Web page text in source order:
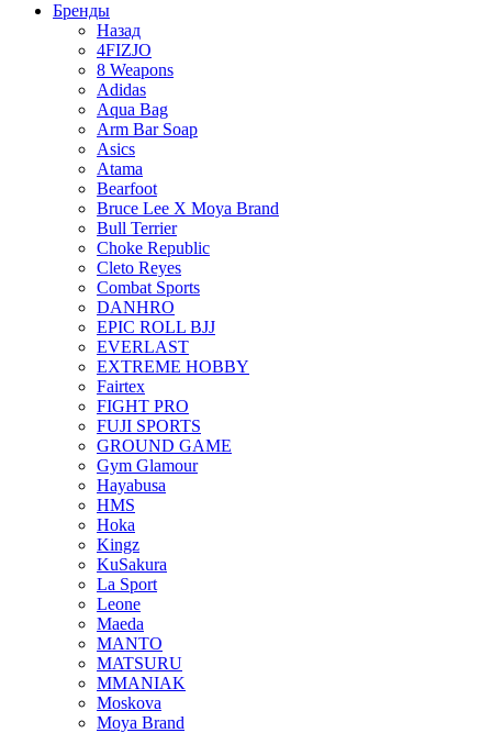
Бренды
Назад
4FIZJO
8 Weapons
Adidas
Aqua Bag
Arm Bar Soap
Asics
Atama
Bearfoot
Bruce Lee X Moya Brand
Bull Terrier
Choke Republic
Cleto Reyes
Combat Sports
DANHRO
EPIC ROLL BJJ
EVERLAST
EXTREME HOBBY
Fairtex
FIGHT PRO
FUJI SPORTS
GROUND GAME
Gym Glamour
Hayabusa
HMS
Hoka
Kingz
KuSakura
La Sport
Leone
Maeda
MANTO
MATSURU
MMANIAK
Moskova
Moya Brand